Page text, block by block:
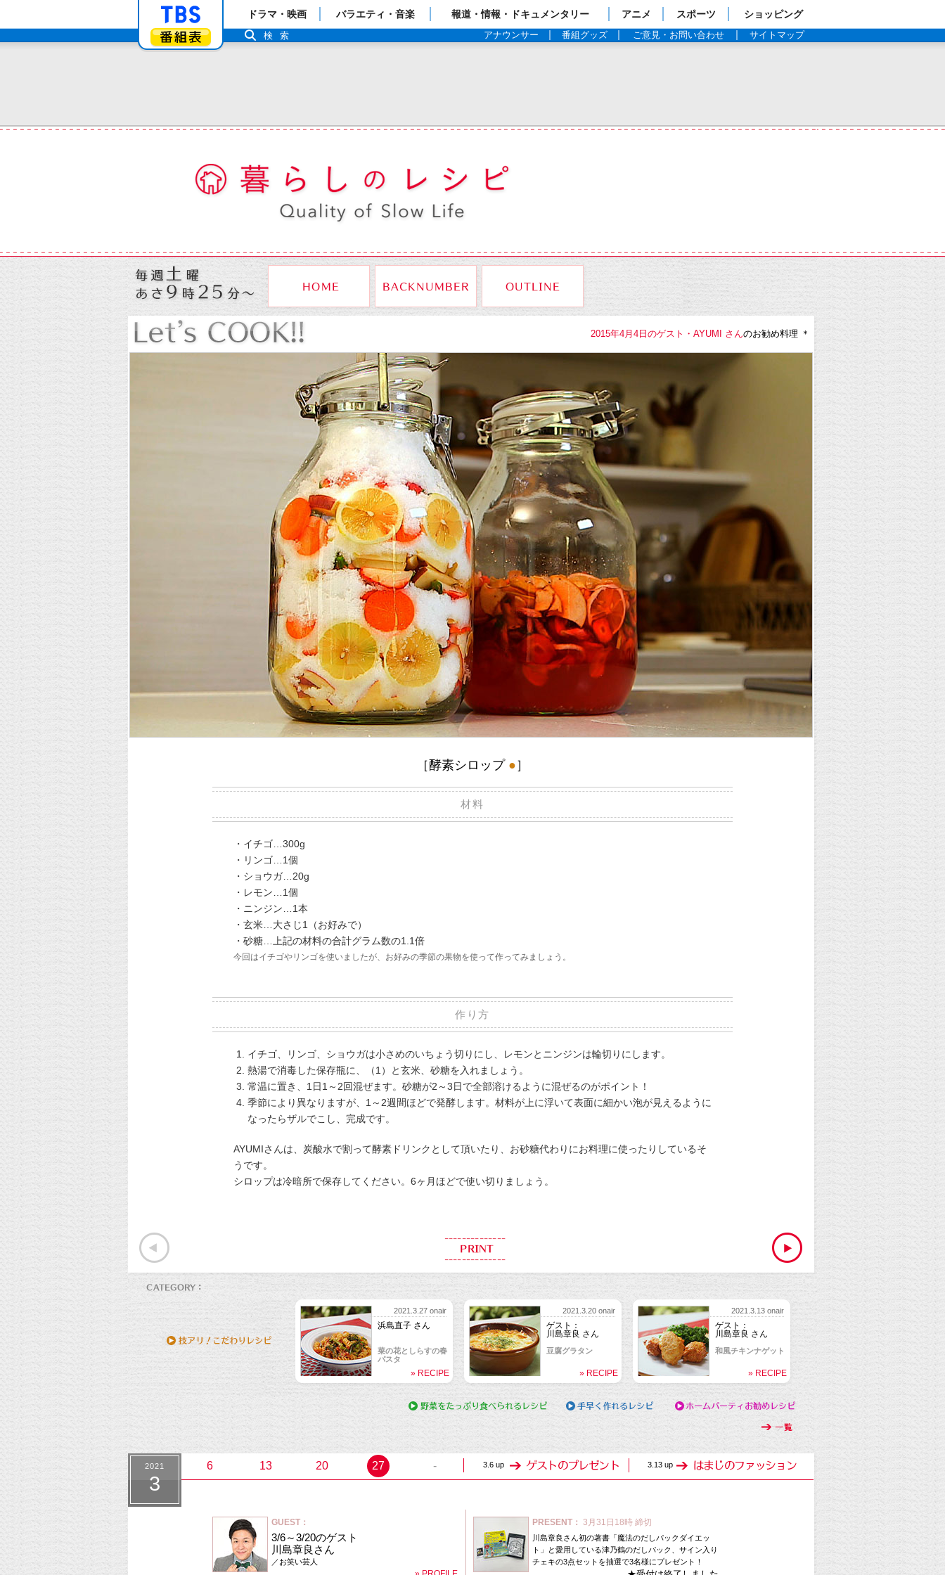
「TBSテレビ」トップページ
番組表
ドラマ・映画 バラエティ・音楽 報道・情報・ドキュメンタリー アニメ スポーツ ショッピング
アナウンサー 番組グッズ ご意見・お問い合わせ サイトマップ
検索
2015年4月4日のゲスト・AYUMI さんのお勧め料理 ＊
［酵素シロップ ●］
材料
・イチゴ…300g
・リンゴ…1個
・ショウガ…20g
・レモン…1個
・ニンジン…1本
・玄米…大さじ1（お好みで）
・砂糖…上記の材料の合計グラム数の1.1倍
今回はイチゴやリンゴを使いましたが、お好みの季節の果物を使って作ってみましょう。
作り方
イチゴ、リンゴ、ショウガは小さめのいちょう切りにし、レモンとニンジンは輪切りにします。
熱湯で消毒した保存瓶に、（1）と玄米、砂糖を入れましょう。
常温に置き、1日1～2回混ぜます。砂糖が2～3日で全部溶けるように混ぜるのがポイント！
季節により異なりますが、1～2週間ほどで発酵します。材料が上に浮いて表面に細かい泡が見えるように
なったらザルでこし、完成です。
AYUMIさんは、炭酸水で割って酵素ドリンクとして頂いたり、お砂糖代わりにお料理に使ったりしているそ
うです。
シロップは冷暗所で保存してください。6ヶ月ほどで使い切りましょう。
2021.3.27 onair
浜島直子 さん
菜の花としらすの春
パスタ
» RECIPE
2021.3.20 onair
ゲスト：
川島章良 さん
豆腐グラタン
» RECIPE
2021.3.13 onair
ゲスト：
川島章良 さん
和風チキンナゲット
» RECIPE
2021.3.6 onair
川島章良 さん
2021
3
6 13 20 27 - 3.6 up 3.13 up
GUEST：
3/6～3/20のゲスト
川島章良さん
／お笑い芸人
PRESENT： 3月31日18時 締切
川島章良さん初の著書「魔法のだしパックダイエッ
ト」と愛用している津乃鶴のだしパック、サイン入り
チェキの3点セットを抽選で3名様にプレゼント！